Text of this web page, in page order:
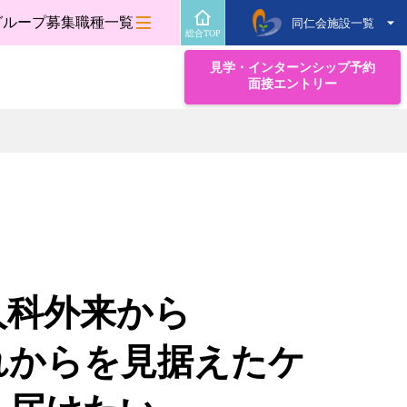
ループ募集職種一覧
総合TOP
見学・インターンシップ予約
面接エントリー
同仁会施設一覧
外来から
からを見据えたケ